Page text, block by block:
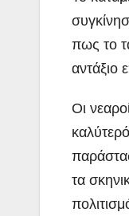
πως το
αντάξιο
Οι
τα